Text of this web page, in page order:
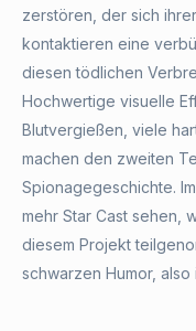
zerstören, der sich
kontaktieren eine
diesen tödlichen
Hochwertige visuelle
Blutvergießen, viele
machen den zweiten
Spionagegeschichte.
mehr Star Cast sehen,
diesem Projekt
schwarzen Humor,